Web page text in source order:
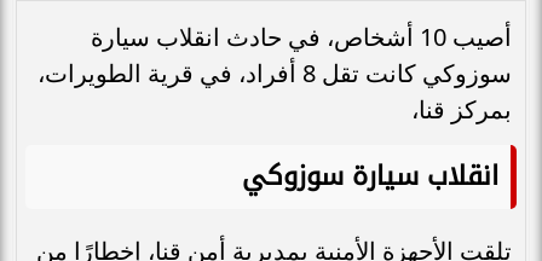
أصيب 10 أشخاص، في حادث انقلاب سيارة
سوزوكي كانت تقل 8 أفراد، في قرية الطويرات،
بمركز قنا،
انقلاب سيارة سوزوكي
تلقت الأجهزة الأمنية بمديرية أمن قنا، إخطارًا من